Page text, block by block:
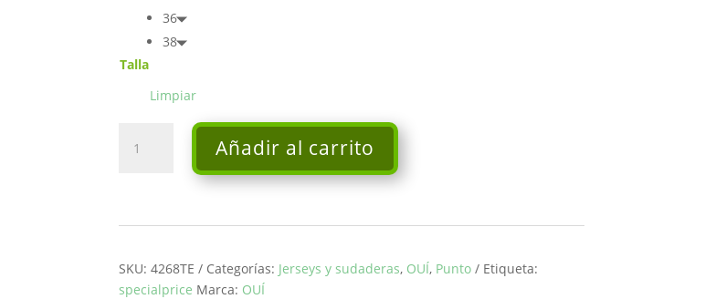
Talla
36
38
Limpiar
Bramble
Añadir al carrito
SKU: 4268TE Categorías: Jerseys y sudaderas, OUÍ, Punto
Etiqueta:
specialprice Marca: OUÍ